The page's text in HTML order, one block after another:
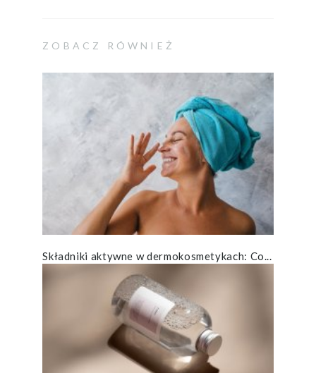
ZOBACZ RÓWNIEŻ
Składniki aktywne w dermokosmetykach: Co...